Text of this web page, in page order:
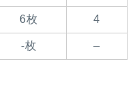
6枚 4
-枚 –